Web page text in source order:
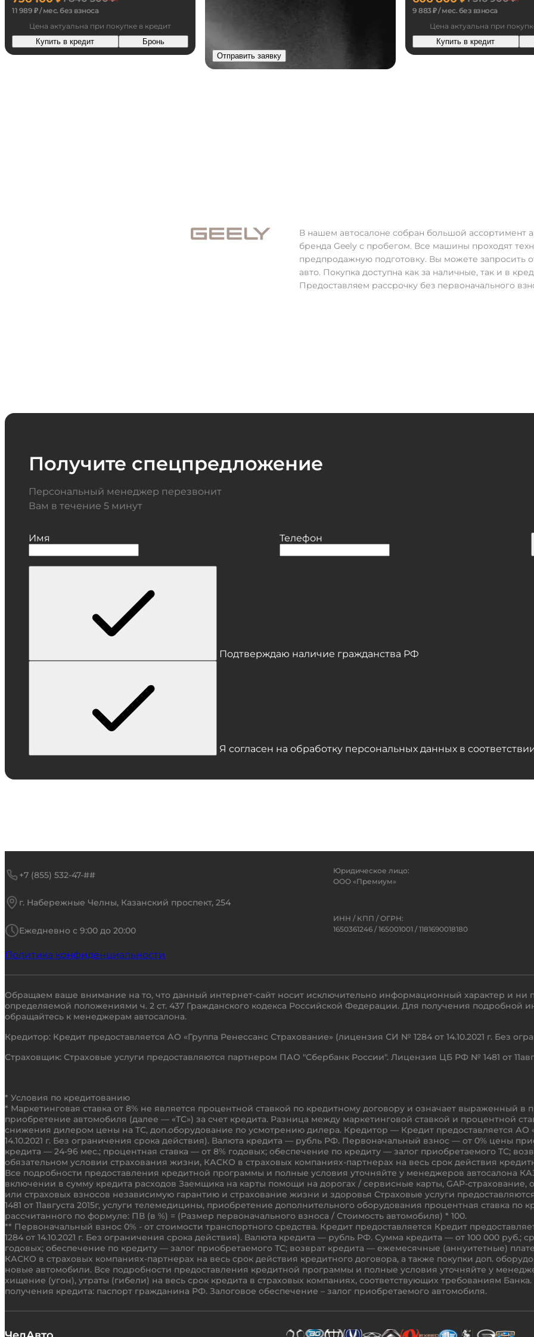
11 989 ₽ / мес. без взноса
Цена актуальна при покупке в кредит
Купить в кредит
Бронь
Отправить заявку
9 883 ₽ / мес. без взноса
Цена актуальна при
Купить в кредит
В нашем автосалоне собран большой ассортимент
бренда Geely с пробегом. Все машины проходят
предпродажную подготовку. Вы можете запросить
авто. Покупка доступна как за наличные, так и в
Предоставляем рассрочку без первоначального
Получите спецпредложение
Персональный менеджер перезвонит
Вам в течение 5 минут
Имя Телефон
Подтверждаю наличие гражданства РФ
Я согласен на обработку персональных данных в
+7 (855) 532-47-##
г. Набережные Челны, Казанский проспект, 254
Ежедневно с 9:00 до 20:00
Политика конфиденциальности
Юридическое лицо:
ООО «Премиум»
ИНН / КПП / ОГРН:
1650361246 / 165001001 / 1181690018180
Обращаем ваше внимание на то, что данный интернет-сайт носит исключительно информационный характер и ни
определяемой положениями ч. 2 ст. 437 Гражданского кодекса Российской Федерации. Для получения подробной
обращайтесь к менеджерам автосалона.
Кредитор: Кредит предоставляется АО «Группа Ренессанс Страхование» (лицензия СИ № 1284 от 14.10.2021 г. Без
Страховщик: Страховые услуги предоставляются партнером ПАО "Сбербанк России". Лицензия ЦБ РФ № 1481 от
* Условия по кредитованию
* Маркетинговая ставка от 8% не является процентной ставкой по кредитному договору и означает выраженный в
приобретение автомобиля (далее — «ТС») за счет кредита. Разница между маркетинговой ставкой и процентной
снижения дилером цены на ТС, доп.оборудование по усмотрению дилера. Кредитор — Кредит предоставляется АО
14.10.2021 г. Без ограничения срока действия). Валюта кредита — рубль РФ. Первоначальный взнос — от 0% цены
кредита — 24-96 мес.; процентная ставка — от 8% годовых; обеспечение по кредиту — залог приобретаемого ТС;
обязательном условии страхования жизни, КАСКО в страховых компаниях-партнерах на весь срок действия
Все подробности предоставления кредитной программы и полные условия уточняйте у менеджеров автосалона
включении в сумму кредита расходов Заемщика на карты помощи на дорогах / сервисные карты, GAP-страхование,
или страховых взносов независимую гарантию и страхование жизни и здоровья Страховые услуги
1481 от 11августа 2015г, услуги телемедицины, приобретение дополнительного оборудования процентная ставка
рассчитанного по формуле: ПВ (в %) = (Размер первоначального взноса / Стоимость автомобиля) * 100.
** Первоначальный взнос 0% - от стоимости транспортного средства. Кредит предоставляется Кредит
1284 от 14.10.2021 г. Без ограничения срока действия). Валюта кредита — рубль РФ. Сумма кредита — от 100 000 руб.;
годовых; обеспечение по кредиту — залог приобретаемого ТС; возврат кредита — ежемесячные (аннуитетные)
КАСКО в страховых компаниях-партнерах на весь срок действия кредитного договора, а также покупки доп.
новые автомобили. Все подробности предоставления кредитной программы и полные условия уточняйте у
хищение (угон), утраты (гибели) на весь срок кредита в страховых компаниях, соответствующих требованиям
получения кредита: паспорт гражданина РФ. Залоговое обеспечение – залог приобретаемого автомобиля.